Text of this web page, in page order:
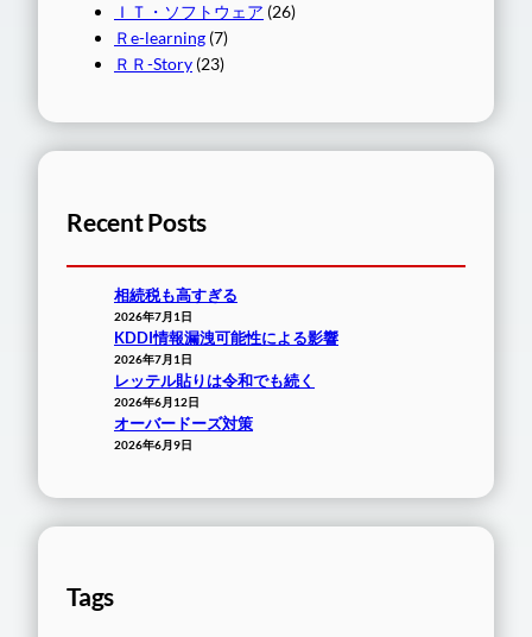
ＩＴ・ソフトウェア (26)
Ｒe-learning (7)
ＲＲ-Story (23)
Recent Posts
相続税も高すぎる
2026年7月1日
KDDI情報漏洩可能性による影響
2026年7月1日
レッテル貼りは令和でも続く
2026年6月12日
オーバードーズ対策
2026年6月9日
Tags